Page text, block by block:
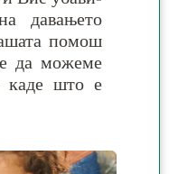
да­ва­ње­то
по­мош
да мо­же­ме
ка­де што е